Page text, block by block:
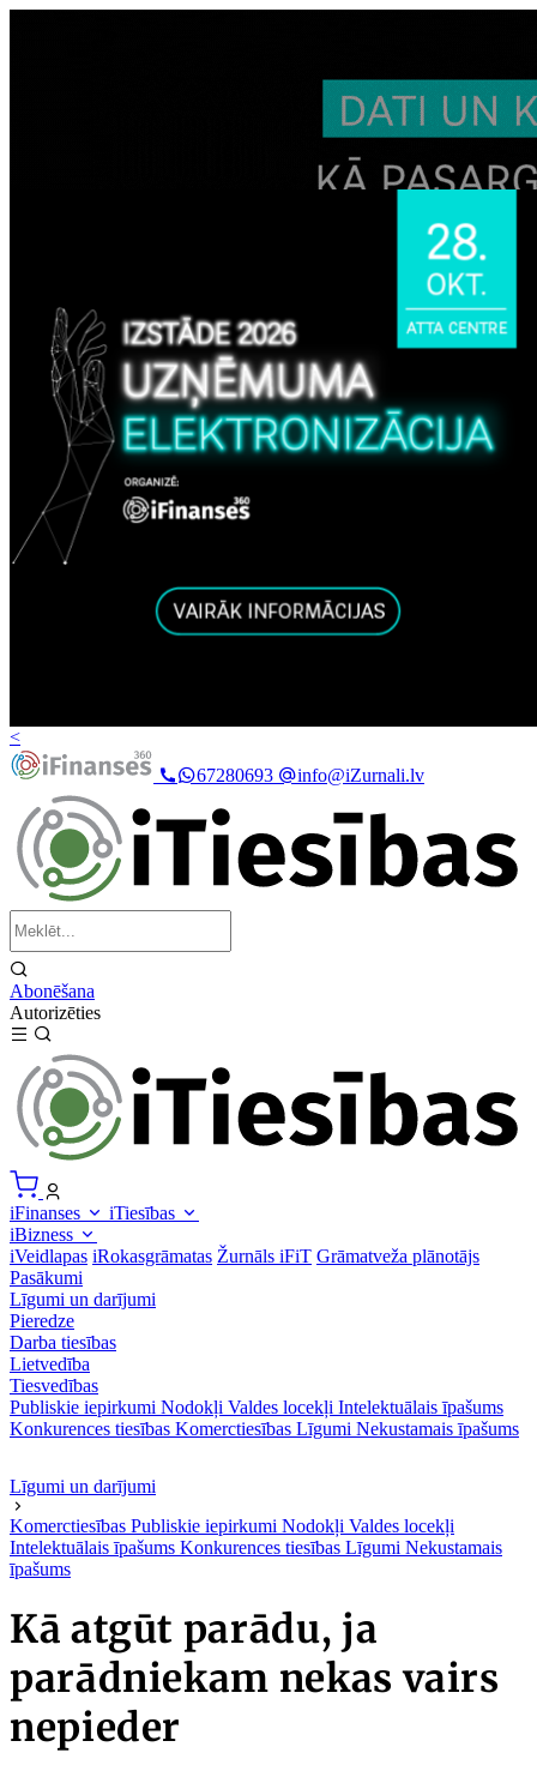
<
67280693
info@iZurnali.lv
Abonēšana
Autorizēties
iFinanses
iTiesības
iBizness
iVeidlapas iRokasgrāmatas Žurnāls iFiT Grāmatveža plānotājs
Pasākumi
Līgumi un darījumi
Pieredze
Darba tiesības
Lietvedība
Tiesvedības
Publiskie iepirkumi Nodokļi Valdes locekļi Intelektuālais īpašums
Konkurences tiesības Komerctiesības Līgumi Nekustamais īpašums
Līgumi un darījumi
Komerctiesības Publiskie iepirkumi Nodokļi Valdes locekļi
Intelektuālais īpašums Konkurences tiesības Līgumi Nekustamais
īpašums
Kā atgūt parādu, ja
parādniekam nekas vairs
nepieder